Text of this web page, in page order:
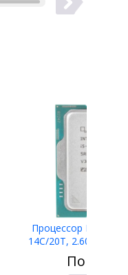
Процессор Intel
14C/20T, 2.60 GHz,
LGA1700, 65W TDP,
По